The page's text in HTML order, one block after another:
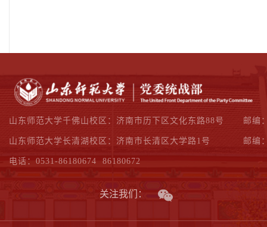
山东师范大学千佛山校区：济南市历下区文化东路88号 邮编
山东师范大学长清湖校区：济南市长清区大学路1号 邮编
电话：0531-86180674 86180672
关注我们：